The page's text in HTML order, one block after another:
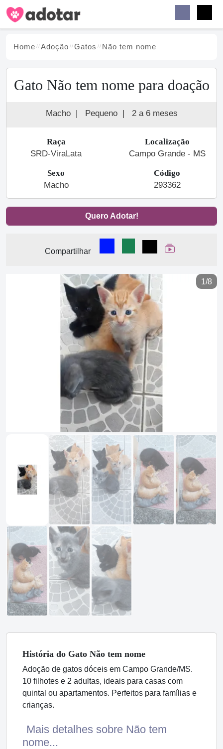
Home Adoção Gatos Não tem nome
Gato Não tem nome para doação
Macho | Pequeno | 2 a 6 meses
Raça
SRD-ViraLata
Localização
Campo Grande - MS
Sexo
Macho
Código
293362
Quero Adotar!
Compartilhar
Compartilhar no Facebook
Compartilhar no
Compartilhar
Ver Web Story
1/8
História do Gato Não tem nome
Adoção de gatos dóceis em Campo Grande/MS.
10 filhotes e 2 adultas, ideais para casas com
quintal ou apartamentos. Perfeitos para famílias e
crianças.
Mais detalhes sobre Não tem
nome...